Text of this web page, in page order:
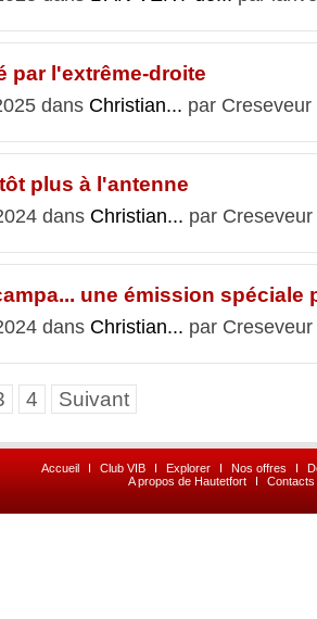
par l'extrême-droite
dans Christian... par
plus à l'antenne
dans Christian... par
une émission spéciale
dans Christian... par
4 Suivant
Accueil I Club VIB I Explorer I Nos offres I
A propos de Hautetfort
I Contacts